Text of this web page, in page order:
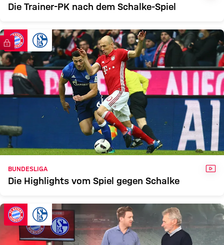
Die Trainer-PK nach dem Schalke-Spiel
FC Bayern TV PLUS
BUNDESLIGA
Die Highlights vom Spiel gegen Schalke